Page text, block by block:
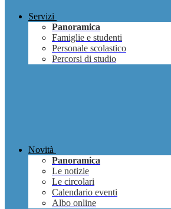
Servizi
Panoramica
Famiglie e studenti
Personale scolastico
Percorsi di studio
Novità
Panoramica
Le notizie
Le circolari
Calendario eventi
Albo online